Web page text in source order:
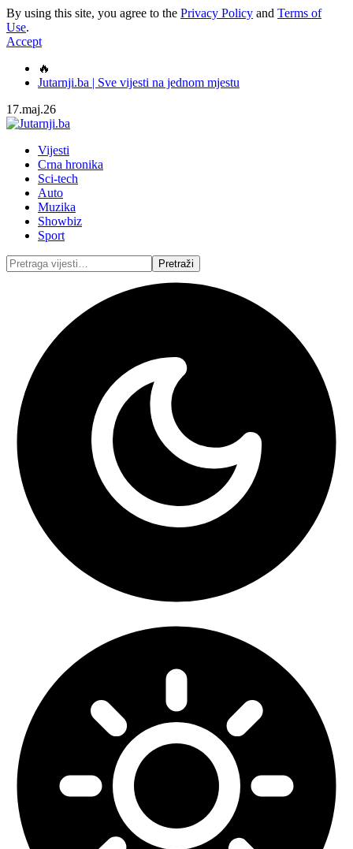
By using this site, you agree to the Privacy Policy and Terms of
Use.
Accept
🔥
Jutarnji.ba | Sve vijesti na jednom mjestu
17.maj.26
Vijesti
Crna hronika
Sci-tech
Auto
Muzika
Showbiz
Sport